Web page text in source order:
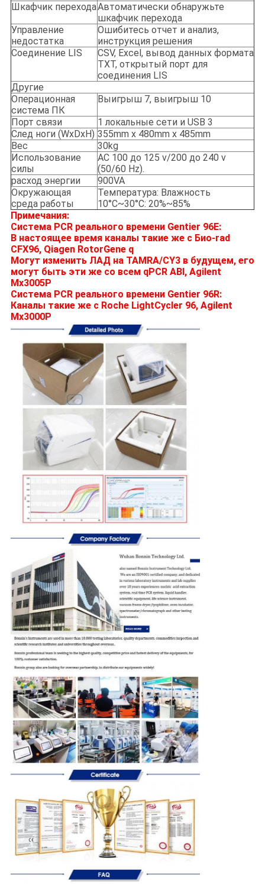
Шкафчик переходаАвтоматически обнаружьте
шкафчик перехода
Управление
недостатка
Ошибитесь отчет и анализ,
инструкция решения
Соединение LIS
CSV, Excel, вывод данных формата
TXT, открытый порт для
соединения LIS
Другие
Операционная
система ПК
Выигрыш 7, выигрыш 10
Порт связи
1 локальные сети и USB 3
След ноги (WxDxH) 355mm x 480mm x 485mm
Вес
30kg
Использование
силы
AC 100 до 125 v/200 до 240 v
(50/60 Hz).
расход энергии
900VA
Окружающая
среда работы
Температура: Влажность
10°C~30°C: 20%~85%
Примечания:
Система PCR реального времени Gentier 96E:
В настоящее время каналы такие же с Био-rad
CFX96, Qiagen RotorGene q
Могут изменить ЛАД на TAMRA/CY3 в будущем, его
могут быть эти же со всем qPCR ABI, Agilent
Mx3005P
Система PCR реального времени Gentier 96R:
Каналы такие же с Roche LightCycler 96, Agilent
Mx3000P